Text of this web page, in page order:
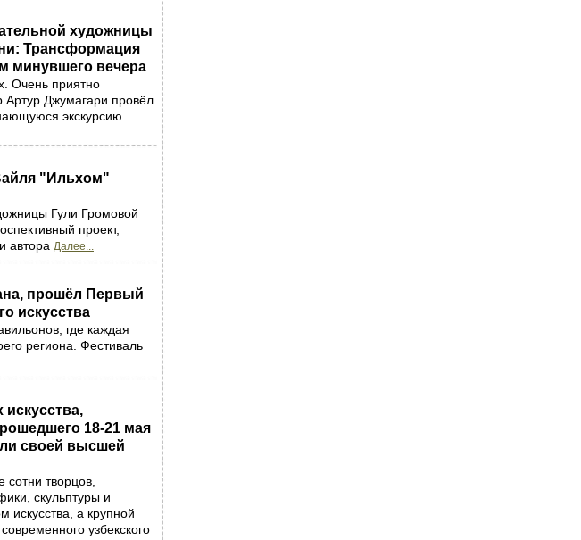
художницы
Трансформация
минувшего вечера
Очень приятно
Джумагари провёл
экскурсию
"Ильхом"
Гули Громовой
проект,
автора Далее...
прошёл Первый
искусства
где каждая
региона. Фестиваль
искусства,
18-21 мая
своей высшей
творцов,
скульптуры и
искусства, а крупной
узбекского